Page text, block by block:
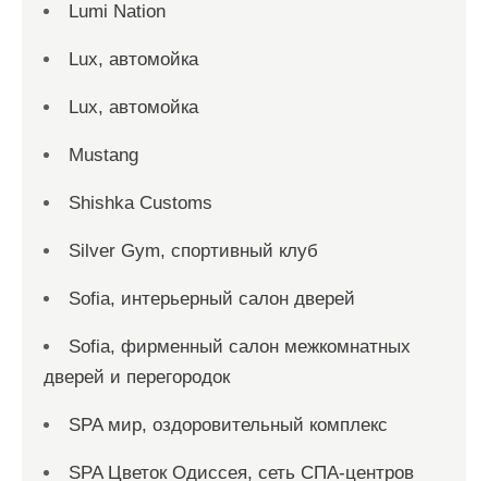
Lumi Nation
Lux, автомойка
Lux, автомойка
Mustang
Shishka Customs
Silver Gym, спортивный клуб
Sofia, интерьерный салон дверей
Sofia, фирменный салон межкомнатных
дверей и перегородок
SPA мир, оздоровительный комплекс
SPA Цветок Одиссея, сеть СПА-центров